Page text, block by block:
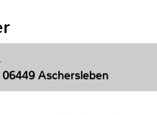
06449 Aschersleben